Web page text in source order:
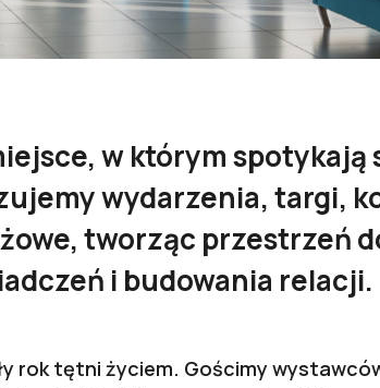
w którym spotykają
wydarzenia, targi,
tworząc przestrzeń
i budowania relacji.
rok tętni życiem. Gościmy